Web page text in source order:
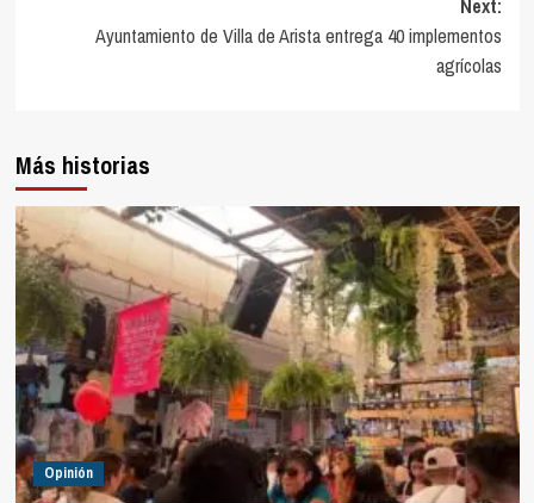
Next:
Ayuntamiento de Villa de Arista entrega 40 implementos
agrícolas
Más historias
Opinión